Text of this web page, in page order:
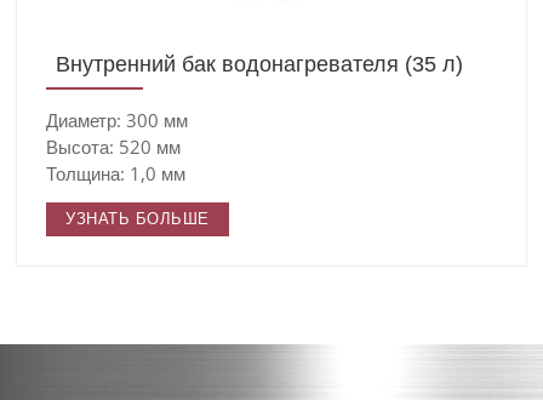
Внутренний бак водонагревателя (35 л)
Диаметр: 300 мм
Высота: 520 мм
Толщина: 1,0 мм
УЗНАТЬ БОЛЬШЕ